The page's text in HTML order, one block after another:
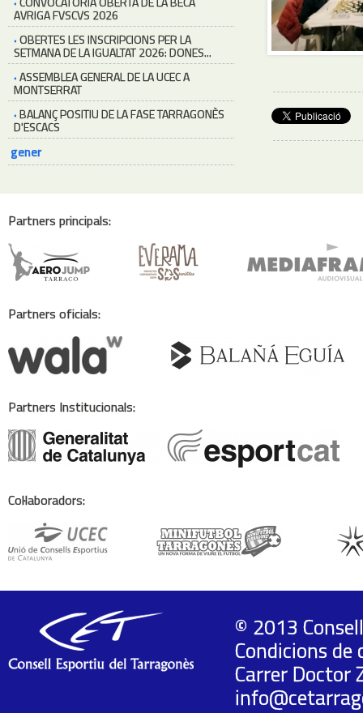
AVRIGA FVSCVS 2026
·OBERTES LES INSCRIPCIONS PER LA
SETMANA DE LA IGUALTAT 2026: DONES...
·ASSEMBLEA GENERAL DE LA UCEC A
MONTSERRAT
·BALANÇ POSITIU DE LA FASE TARRAGONÈS
D'ESCACS
gener
Partners principals:
Partners oficials:
Partners Institucionals:
Col·laboradors:
© 2013
Condicions
Carrer Doctor